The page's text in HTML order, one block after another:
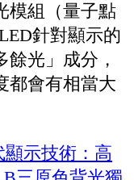
模組（量子點
針對顯示的
光」成分，
都會有相當大